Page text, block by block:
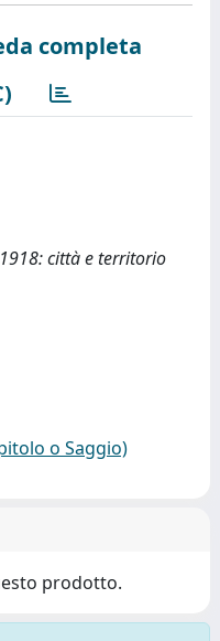
completa
città e territorio
o Saggio)
prodotto.